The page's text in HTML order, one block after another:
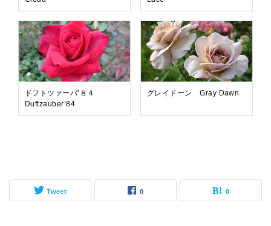
ドフトツァーバ’８４
Duftzauber’84
グレイドーン Gray Dawn
Tweet 0 0